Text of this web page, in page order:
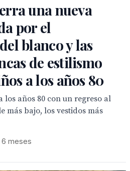
una nueva
por el
blanco y las
de estilismo
a los años 80
años 80 con un regreso al
bajo, los vestidos más
6 meses